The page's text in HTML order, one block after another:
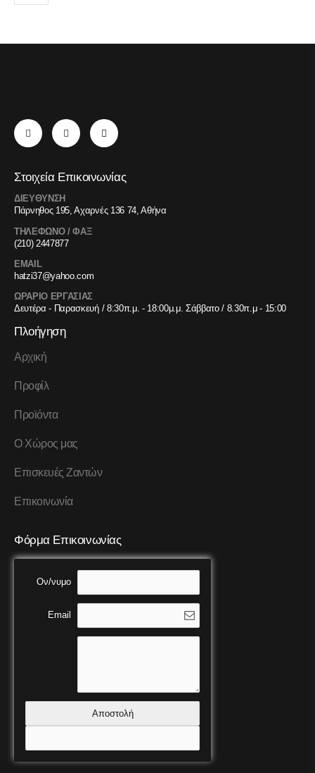
Στοιχεία Επικοινωνίας
ΔΙΕΥΘΥΝΣΗ
Πάρνηθος 195, Αχαρνές 136 74, Αθήνα
ΤΗΛΕΦΩΝΟ / ΦΑΞ
(210) 2447877
EMAIL
hatzi37@yahoo.com
ΩΡΑΡΙΟ ΕΡΓΑΣΙΑΣ
Δευτέρα - Παρασκευή / 8:30π.μ. - 18:00μ.μ. Σάββατο / 8.30π.μ - 15:00
Πλοήγηση
Αρχική
Προφίλ
Προϊόντα
Ο Χώρος μας
Επισκευές Ζαντών
Επικοινωνία
Φόρμα Επικοινωνίας
Ον/νυμο
Email
Αποστολή